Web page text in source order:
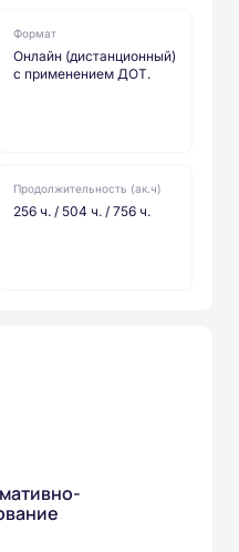
Формат
Онлайн (дистанционный)
с применением ДОТ.
Продолжительность (ак.ч)
256 ч. / 504 ч. / 756 ч.